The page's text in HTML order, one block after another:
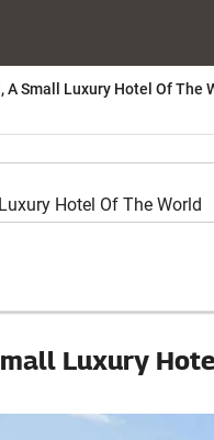
A Small Luxury Hotel Of The
Luxury